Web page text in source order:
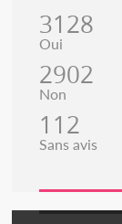
3128
Oui
2902
Non
112
Sans avis